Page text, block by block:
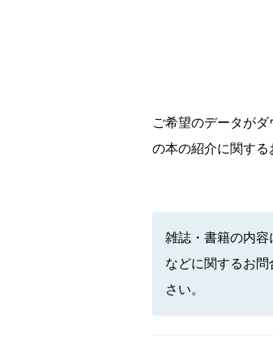
ご希望のデータが
の本の紹介に関する
雑誌・書籍の内容
などに関するお
さい。